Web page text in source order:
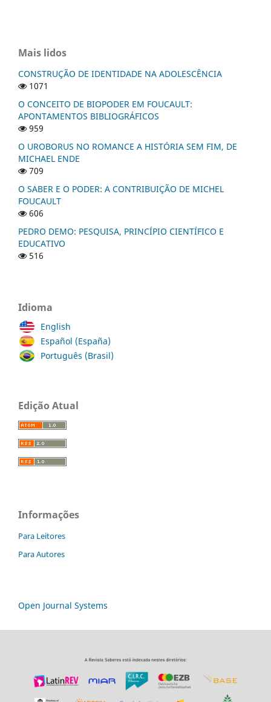
Mais lidos
CONSTRUÇÃO DE IDENTIDADE NA ADOLESCÊNCIA
1071
O CONCEITO DE BIOPODER EM FOUCAULT:
APONTAMENTOS BIBLIOGRÁFICOS
959
O UROBORUS NO ROMANCE A HISTÓRIA SEM FIM, DE
MICHAEL ENDE
709
O SABER E O PODER: A CONTRIBUIÇÃO DE MICHEL
FOUCAULT
606
PEDRO DEMO: PESQUISA, PRINCÍPIO CIENTÍFICO E
EDUCATIVO
516
Idioma
English
Español (España)
Português (Brasil)
Edição Atual
Informações
Para Leitores
Para Autores
Open Journal Systems